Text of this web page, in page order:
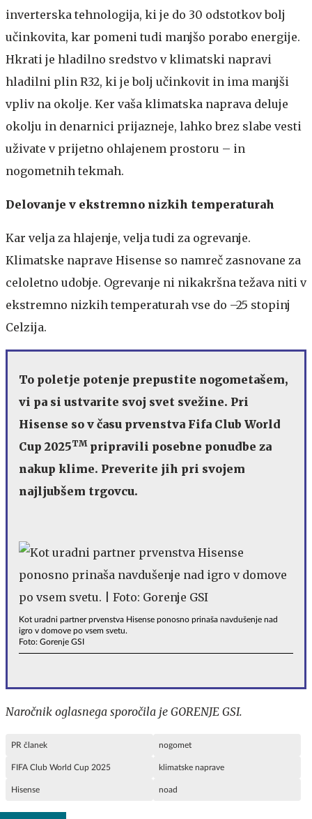
inverterska tehnologija, ki je do 30 odstotkov bolj
učinkovita, kar pomeni tudi manjšo porabo energije.
Hkrati je hladilno sredstvo v klimatski napravi
hladilni plin R32, ki je bolj učinkovit in ima manjši
vpliv na okolje. Ker vaša klimatska naprava deluje
okolju in denarnici prijazneje, lahko brez slabe vesti
uživate v prijetno ohlajenem prostoru – in
nogometnih tekmah.
Delovanje v ekstremno nizkih temperaturah
Kar velja za hlajenje, velja tudi za ogrevanje.
Klimatske naprave Hisense so namreč zasnovane za
celoletno udobje. Ogrevanje ni nikakršna težava niti v
ekstremno nizkih temperaturah vse do –25 stopinj
Celzija.
To poletje potenje prepustite nogometašem,
vi pa si ustvarite svoj svet svežine. Pri
Hisense so v času prvenstva Fifa Club World
Cup 2025TMpripravili posebne ponudbe za
nakup klime. Preverite jih pri svojem
najljubšem trgovcu.
Kot uradni partner prvenstva Hisense ponosno prinaša navdušenje nad
igro v domove po vsem svetu.
Foto: Gorenje GSI
Naročnik oglasnega sporočila je GORENJE GSI.
PR članek nogomet
FIFA Club World Cup 2025 klimatske naprave
Hisense noad